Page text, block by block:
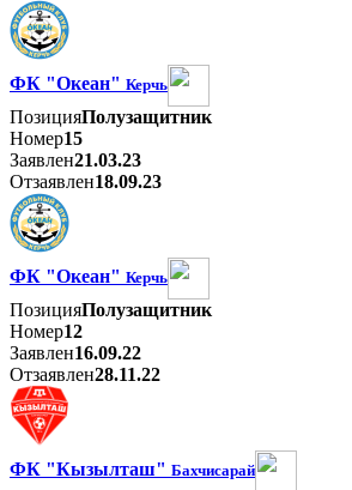
ФК "Океан" Керчь
ПозицияПолузащитник
Номер15
Заявлен21.03.23
Отзаявлен18.09.23
ФК "Океан" Керчь
ПозицияПолузащитник
Номер12
Заявлен16.09.22
Отзаявлен28.11.22
ФК "Кызылташ" Бахчисарай